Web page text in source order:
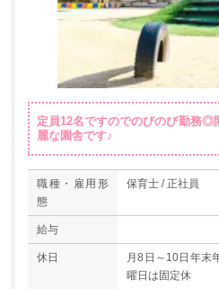
定員12名ですのでのびのび勤務◎
麗な園舎です♪
職種・雇用形
態
保育士 / 正社員
給与
休日
月8日～10日年末
曜日は固定休